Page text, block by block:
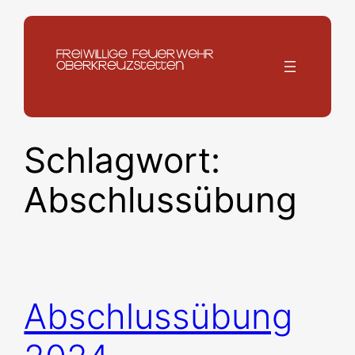
Zum
springen
Schlagwort:
Abschlussübung
Abschlussübung